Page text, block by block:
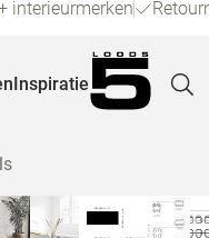
interieurmerken
Inspiratie